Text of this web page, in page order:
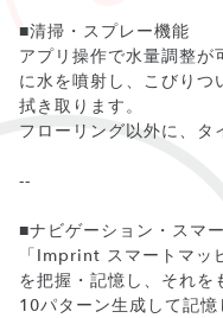
■清掃・スプレー機能
アプリ操作で水量調整
に水を噴射し、こびりつ
拭き取ります。
フローリング以外に、タ
--
■ナビゲーション・スマ
「Imprint スマートマッ
を把握・記憶し、それ
10パターン生成して記憶